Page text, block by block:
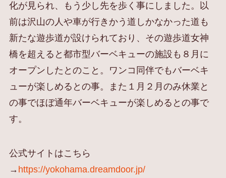
化が見られ、もう少し先を歩く事にしました。以
前は沢山の人や車が行きかう道しかなかった道も
新たな遊歩道が設けられており、その遊歩道女神
橋を超えると都市型バーベキューの施設も８月に
オープンしたとのこと。ワンコ同伴でもバーベキ
ューが楽しめるとの事。また１月２月のみ休業と
の事でほぼ通年バーベキューが楽しめるとの事で
す。
公式サイトはこちら
→ https://yokohama.dreamdoor.jp/